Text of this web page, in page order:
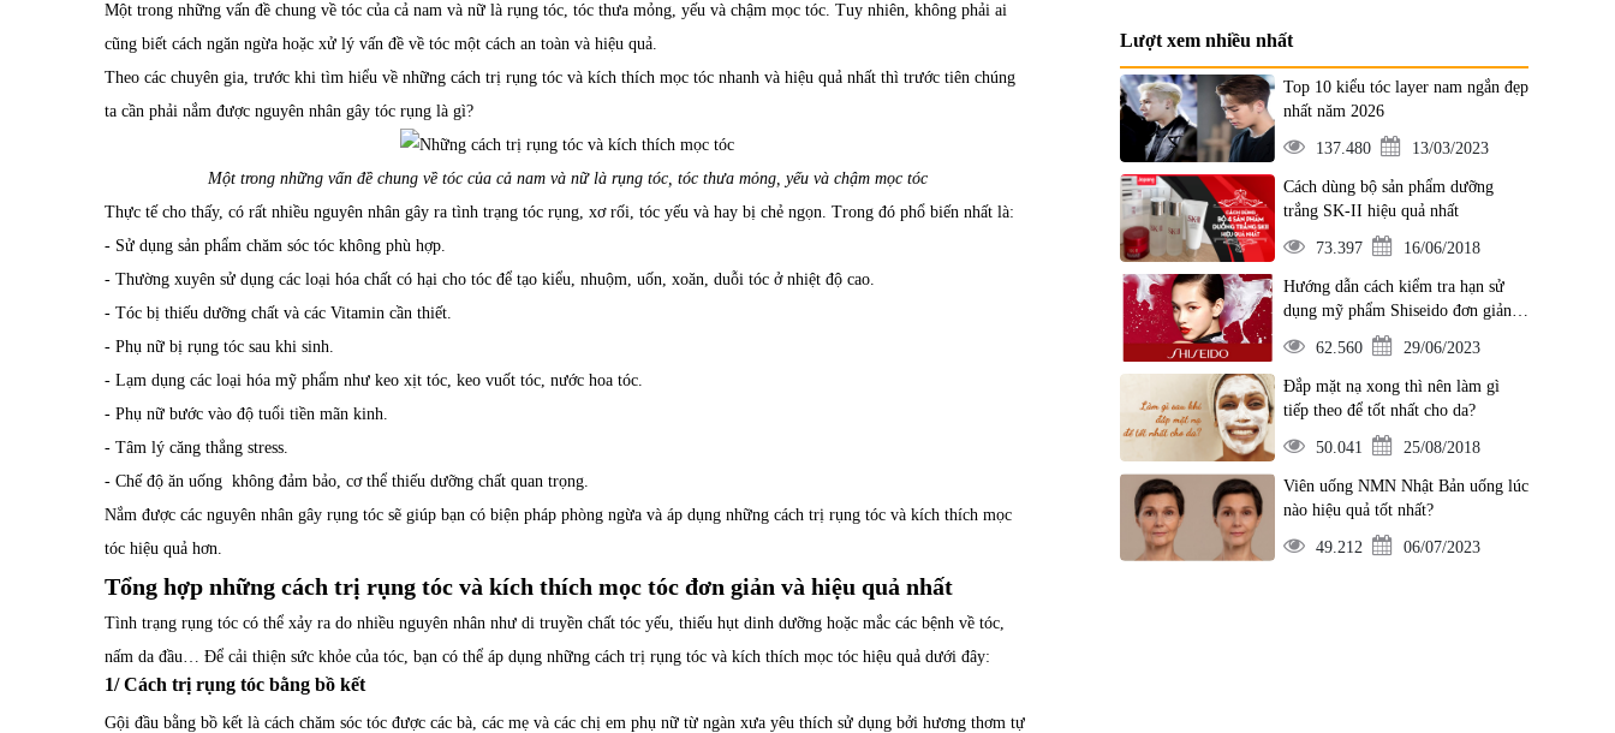
Một trong những vấn đề chung về tóc của cả nam và nữ là rụng tóc, tóc thưa mỏng, yếu và chậm mọc tóc. Tuy nhiên, không phải ai
cũng biết cách ngăn ngừa hoặc xử lý vấn đề về tóc một cách an toàn và hiệu quả.
Theo các chuyên gia, trước khi tìm hiểu về những cách trị rụng tóc và kích thích mọc tóc nhanh và hiệu quả nhất thì trước tiên chúng
ta cần phải nắm được nguyên nhân gây tóc rụng là gì?
Một trong những vấn đề chung về tóc của cả nam và nữ là rụng tóc, tóc thưa mỏng, yếu và chậm mọc tóc
Thực tế cho thấy, có rất nhiều nguyên nhân gây ra tình trạng tóc rụng, xơ rối, tóc yếu và hay bị chẻ ngọn. Trong đó phổ biến nhất là:
- Sử dụng sản phẩm chăm sóc tóc không phù hợp.
- Thường xuyên sử dụng các loại hóa chất có hại cho tóc để tạo kiểu, nhuộm, uốn, xoăn, duỗi tóc ở nhiệt độ cao.
- Tóc bị thiếu dưỡng chất và các Vitamin cần thiết.
- Phụ nữ bị rụng tóc sau khi sinh.
- Lạm dụng các loại hóa mỹ phẩm như keo xịt tóc, keo vuốt tóc, nước hoa tóc.
- Phụ nữ bước vào độ tuổi tiền mãn kinh.
- Tâm lý căng thẳng stress.
- Chế độ ăn uống không đảm bảo, cơ thể thiếu dưỡng chất quan trọng.
Nắm được các nguyên nhân gây rụng tóc sẽ giúp bạn có biện pháp phòng ngừa và áp dụng những cách trị rụng tóc và kích thích mọc
tóc hiệu quả hơn.
Tổng hợp những cách trị rụng tóc và kích thích mọc tóc đơn giản và hiệu quả nhất
Tình trạng rụng tóc có thể xảy ra do nhiều nguyên nhân như di truyền chất tóc yếu, thiếu hụt dinh dưỡng hoặc mắc các bệnh về tóc,
nấm da đầu… Để cải thiện sức khỏe của tóc, bạn có thể áp dụng những cách trị rụng tóc và kích thích mọc tóc hiệu quả dưới đây:
1/ Cách trị rụng tóc bằng bồ kết
Gội đầu bằng bồ kết là cách chăm sóc tóc được các bà, các mẹ và các chị em phụ nữ từ ngàn xưa yêu thích sử dụng bởi hương thơm tự
Lượt xem nhiều nhất
Top 10 kiểu tóc layer nam ngắn đẹp
nhất năm 2026
137.480 13/03/2023
Cách dùng bộ sản phẩm dưỡng
trắng SK-II hiệu quả nhất
73.397 16/06/2018
Hướng dẫn cách kiểm tra hạn sử
dụng mỹ phẩm Shiseido đơn giản
nhất
62.560 29/06/2023
Đắp mặt nạ xong thì nên làm gì
tiếp theo để tốt nhất cho da?
50.041 25/08/2018
Viên uống NMN Nhật Bản uống lúc
nào hiệu quả tốt nhất?
49.212 06/07/2023